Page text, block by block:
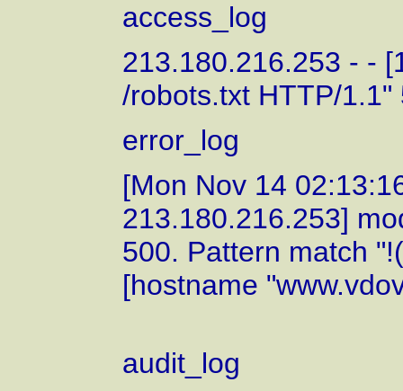
access_log
213.180.216.253 - -
/robots.txt HTTP/1.1"
error_log
[Mon Nov 14
213.180.216.253]
500. Pattern match
[hostname
audit_log